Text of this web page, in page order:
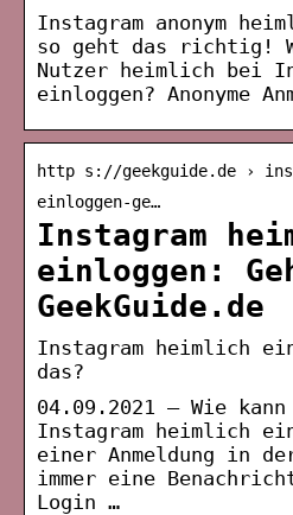
Instagram anonym
so geht das richtig!
Nutzer heimlich bei
einloggen? Anonyme
http s://geekguide.de ›
einloggen-ge…
Instagram
einloggen:
GeekGuide.de
Instagram heimlich
das?
04.09.2021 — Wie
Instagram heimlich
einer Anmeldung in
immer eine
Login …